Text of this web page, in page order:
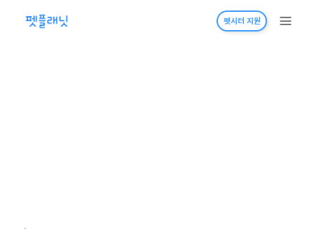
펫시터 지원
·